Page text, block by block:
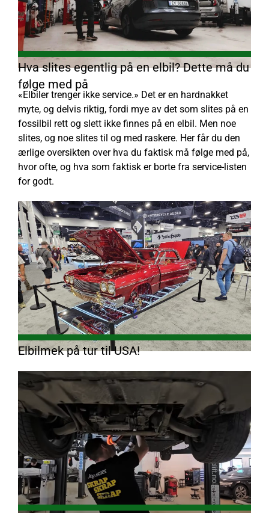
Hva slites egentlig på en elbil? Dette må du
følge med på
«Elbiler trenger ikke service.» Det er en hardnakket
myte, og delvis riktig, fordi mye av det som slites på en
fossilbil rett og slett ikke finnes på en elbil. Men noe
slites, og noe slites til og med raskere. Her får du den
ærlige oversikten over hva du faktisk må følge med på,
hvor ofte, og hva som faktisk er borte fra service-listen
for godt.
Elbilmek på tur til USA!